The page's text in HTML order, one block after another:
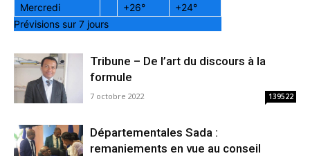
Mercredi
+26° +24°
Prévisions sur 7 jours
Tribune – De l’art du discours à la
formule
7 octobre 2022 139522
Départementales Sada :
remaniements en vue au conseil